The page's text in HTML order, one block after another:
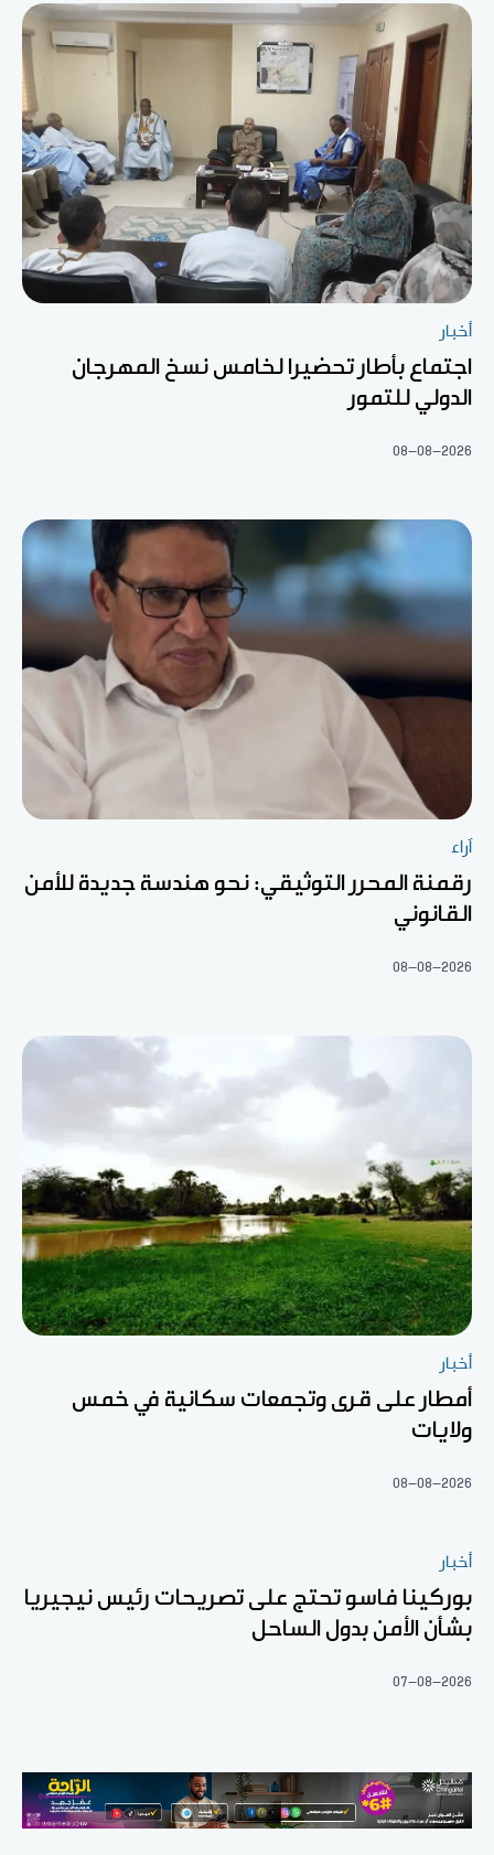
أخبار
اجتماع بأطار تحضيرا لخامس نسخ المهرجان
الدولي للتمور
08-08-2026
آراء
رقمنة المحرر التوثيقي: نحو هندسة جديدة للأمن
القانوني
08-08-2026
أخبار
أمطار على قرى وتجمعات سكانية في خمس
ولايات
08-08-2026
أخبار
بوركينا فاسو تحتج على تصريحات رئيس نيجيريا
بشأن الأمن بدول الساحل
07-08-2026